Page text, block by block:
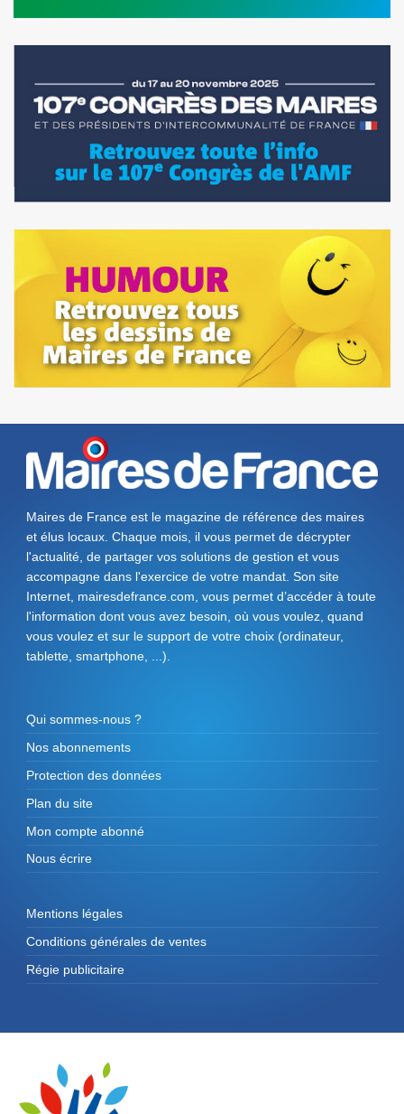
Maires de France est le magazine de référence des maires
et élus locaux. Chaque mois, il vous permet de décrypter
l'actualité, de partager vos solutions de gestion et vous
accompagne dans l'exercice de votre mandat. Son site
Internet, mairesdefrance.com, vous permet d’accéder à toute
l'information dont vous avez besoin, où vous voulez, quand
vous voulez et sur le support de votre choix (ordinateur,
tablette, smartphone, ...).
Qui sommes-nous ?
Nos abonnements
Protection des données
Plan du site
Mon compte abonné
Nous écrire
Mentions légales
Conditions générales de ventes
Régie publicitaire